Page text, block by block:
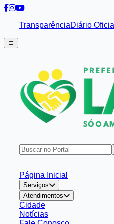
TransparênciaDiário Oficial
Página Inicial
Serviços
Atendimentos
Cidade
Notícias